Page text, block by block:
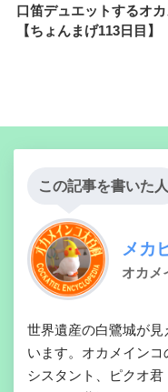
口笛デュエットするオ
【ちょんまげ113日目】
この記事を書いた人
メカ
オカメ
世界遺産の白鷺城が
います。オカメイン
シスタント、ピクオ